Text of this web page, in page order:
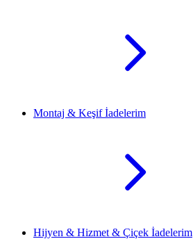
Montaj & Keşif İadelerim
Hijyen & Hizmet & Çiçek İadelerim